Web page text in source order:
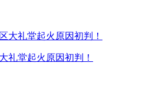
礼堂起火原因初判！